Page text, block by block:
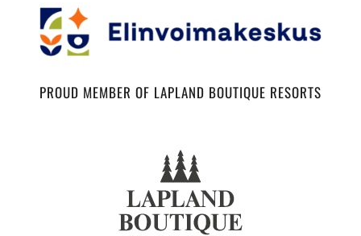
PROUD MEMBER OF LAPLAND BOUTIQUE RESORTS